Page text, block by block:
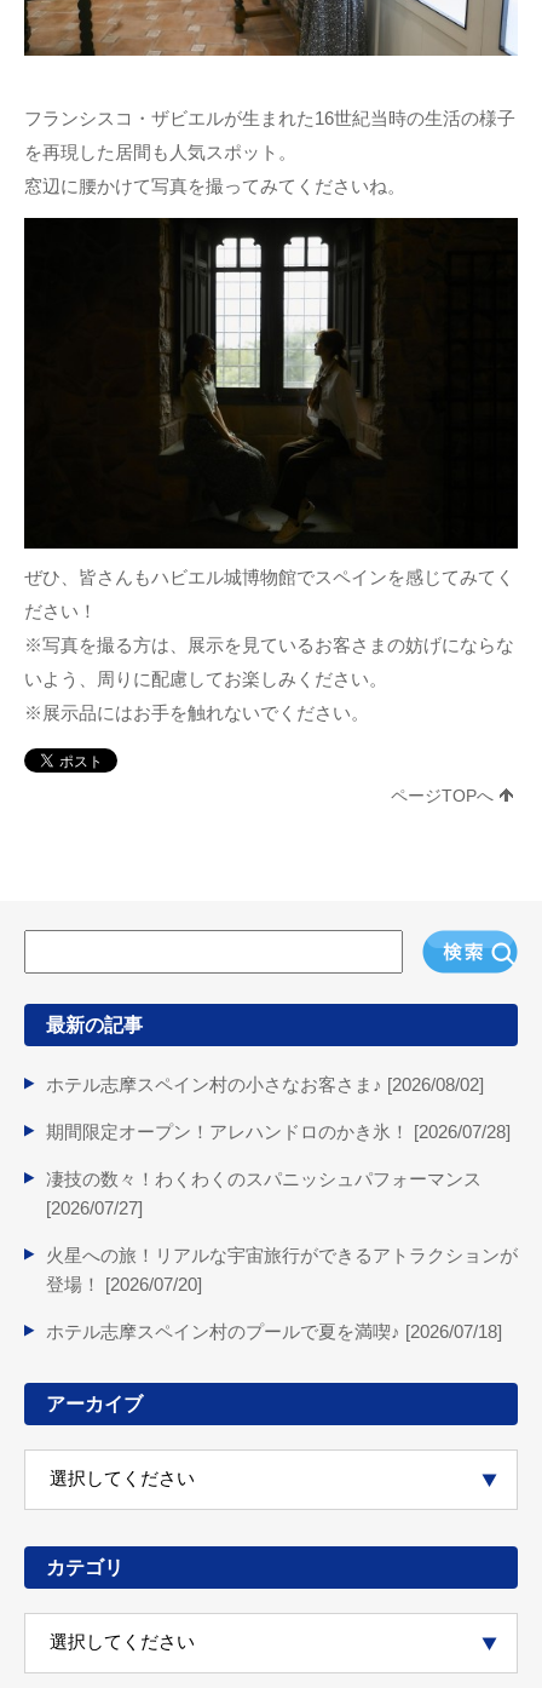
フランシスコ・ザビエルが生まれた16世紀当時の生活の様子
を再現した居間も人気スポット。
窓辺に腰かけて写真を撮ってみてくださいね。
ぜひ、皆さんもハビエル城博物館でスペインを感じてみてく
ださい！
※写真を撮る方は、展示を見ているお客さまの妨げにならな
いよう、周りに配慮してお楽しみください。
※展示品にはお手を触れないでください。
ページTOPへ
最新の記事
ホテル志摩スペイン村の小さなお客さま♪ [2026/08/02]
期間限定オープン！アレハンドロのかき氷！ [2026/07/28]
凄技の数々！わくわくのスパニッシュパフォーマンス
[2026/07/27]
火星への旅！リアルな宇宙旅行ができるアトラクションが
登場！ [2026/07/20]
ホテル志摩スペイン村のプールで夏を満喫♪ [2026/07/18]
アーカイブ
カテゴリ